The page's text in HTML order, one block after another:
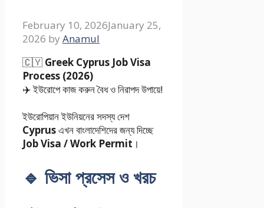
February 10, 2026January 25,
2026 by Anamul
🇨🇾 Greek Cyprus Job Visa
Process (2026)
✈️ ইউরোপে কাজ করুন বৈধ ও নিরাপদ উপায়ে!
ইউরোপিয়ান ইউনিয়নের সদস্য দেশ
Cyprusএখন বাংলাদেশিদের জন্য দিচ্ছে
Job Visa / Work Permit ।
🔹 ভিসা প্রসেস ও খরচ